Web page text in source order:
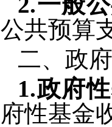
公共预算
二、政
1.政府
府性基金